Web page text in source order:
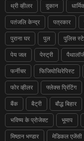
थ्री व्हीलर दुकान
पतंजलि केन्द्र पत्रकार
पुराना घर पुल पुलिस
पेय जल पेस्ट्री
फर्नीचर फिजियोथिरेपिस्ट
फोर व्हीलर फ्लेक्स प्रिंटिंग
बैंक बैट्री बौद्ध बिहार
भविष्य के प्रोजेक्ट भूमाप
मिष्ठान भण्डार मेडिकल एजेंसी